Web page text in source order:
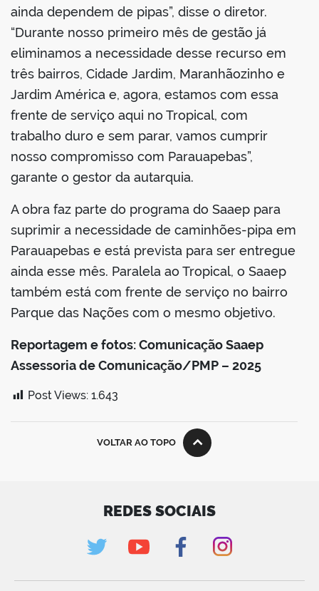
ainda dependem de pipas”, disse o diretor.
“Durante nosso primeiro mês de gestão já
eliminamos a necessidade desse recurso em
três bairros, Cidade Jardim, Maranhãozinho e
Jardim América e, agora, estamos com essa
frente de serviço aqui no Tropical, com
trabalho duro e sem parar, vamos cumprir
nosso compromisso com Parauapebas”,
garante o gestor da autarquia.
A obra faz parte do programa do Saaep para
suprimir a necessidade de caminhões-pipa em
Parauapebas e está prevista para ser entregue
ainda esse mês. Paralela ao Tropical, o Saaep
também está com frente de serviço no bairro
Parque das Nações com o mesmo objetivo.
Reportagem e fotos: Comunicação Saaep
Assessoria de Comunicação/PMP – 2025
Post Views: 1.643
VOLTAR AO TOPO
REDES SOCIAIS